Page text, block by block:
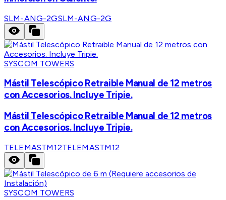
SLM-ANG-2GSLM-ANG-2G
SYSCOM TOWERS
Mástil Telescópico Retraible Manual de 12 metros
con Accesorios. Incluye Tripie.
Mástil Telescópico Retraible Manual de 12 metros
con Accesorios. Incluye Tripie.
TELEMASTM12TELEMASTM12
SYSCOM TOWERS